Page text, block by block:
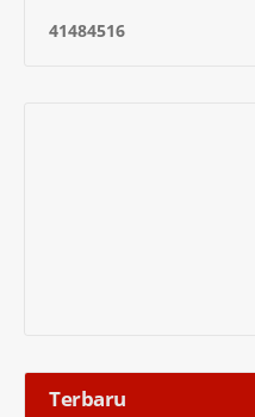
41484516
Terbaru